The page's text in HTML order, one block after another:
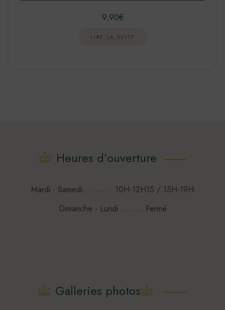
9,90€
LIRE LA SUITE
Heures d’ouverture
Mardi - Samedi.............10H-12H15 / 15H-19H
Dimanche - Lundi ..........Fermé
Galleries photos